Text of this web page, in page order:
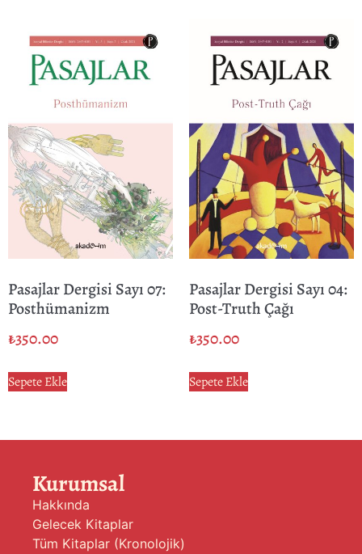
Pasajlar Dergisi Sayı 07:
Posthümanizm
₺350.00
Sepete Ekle
Pasajlar Dergisi Sayı 04:
Post-Truth Çağı
₺350.00
Sepete Ekle
Kurumsal
Hakkında
Gelecek Kitaplar
Tüm Kitaplar (Kronolojik)